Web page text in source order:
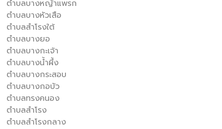
ตำบลบางหญ้าแพรก
ตำบลบางหัวเสือ
ตำบลสำโรงใต้
ตำบลบางยอ
ตำบลบางกะเจ้า
ตำบลบางน้ำผึ้ง
ตำบลบางกระสอบ
ตำบลบางกอบัว
ตำบลทรงคนอง
ตำบลสำโรง
ตำบลสำโรงกลาง